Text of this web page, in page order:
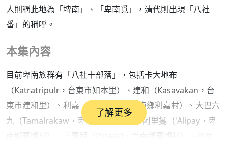
人則稱此地為「埤南」、「卑南覓」，清代則出現「八社
番」的稱呼。
本集內容
目前卑南族群有「八社十部落」，包括卡大地布
（Katratripulr，台東市知本里）、建和（Kasavakan，台
東市建和里）、利嘉（Likavung，卑南鄉利嘉村）、大巴六
九（Tamalrakaw，卑南鄉泰安村）、阿里擺（'Alipay，卑
了解更多